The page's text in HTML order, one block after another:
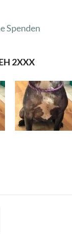
Spenden
2XXX